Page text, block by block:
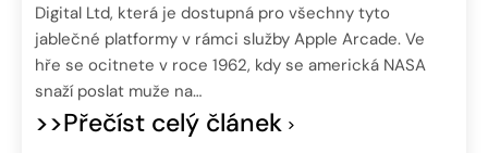
Digital Ltd, která je dostupná pro všechny tyto
jablečné platformy v rámci služby Apple Arcade. Ve
hře se ocitnete v roce 1962, kdy se americká NASA
snaží poslat muže na…
>>Přečíst celý článek